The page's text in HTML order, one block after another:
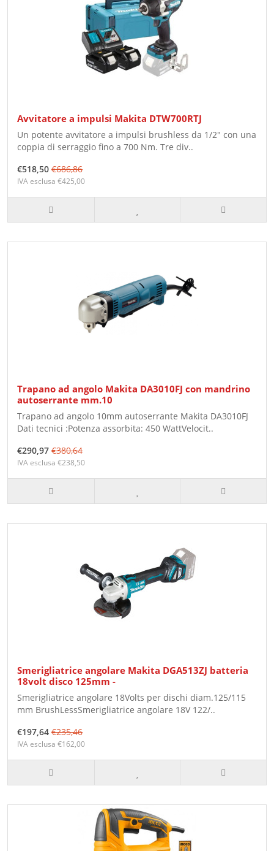
Avvitatore a impulsi Makita DTW700RTJ
Un potente avvitatore a impulsi brushless da 1/2" con una
coppia di serraggio fino a 700 Nm. Tre div..
€518,50 €686,86
IVA esclusa €425,00
Trapano ad angolo Makita DA3010FJ con mandrino
autoserrante mm.10
Trapano ad angolo 10mm autoserrante Makita DA3010FJ
Dati tecnici :Potenza assorbita: 450 WattVelocit..
€290,97 €380,64
IVA esclusa €238,50
Smerigliatrice angolare Makita DGA513ZJ batteria
18volt disco 125mm -
Smerigliatrice angolare 18Volts per dischi diam.125/115
mm BrushLessSmerigliatrice angolare 18V 122/..
€197,64 €235,46
IVA esclusa €162,00